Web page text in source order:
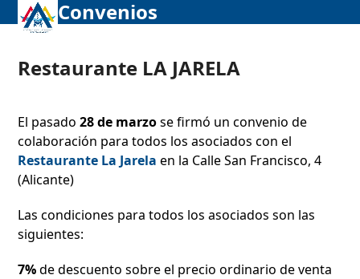
to
Abrir
menú
móvil
Cerrar
menú
móvil
Convenios
Restaurante LA JARELA
El pasado28 de marzose firmó un convenio de
colaboración para todos los asociados con el
Restaurante La Jarela en la Calle San Francisco, 4
(Alicante)
Las condiciones para todos los asociados son las
siguientes:
7%de descuento sobre el precio ordinario de venta